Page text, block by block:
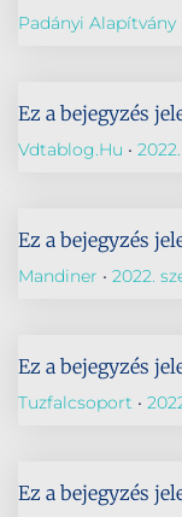
Padányi Alapítvány
Ez a bejegyzés
Vdtablog.hu
Ez a bejegyzés
Mandiner 2022.
Ez a bejegyzés
Tuzfalcsoport
Ez a bejegyzés